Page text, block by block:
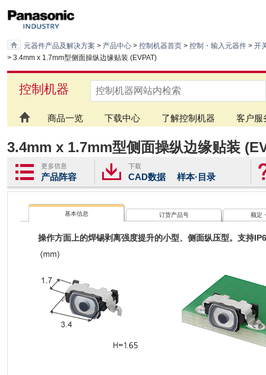
元器件产品及解决方案 > 产品中心 > 控制机器首页 > 控制・输入元器件 > 开
> 3.4mm x 1.7mm型侧面操纵边缘贴装 (EVPAT)
控制机器
商品一览 下载中心 了解控制机器 客户服
3.4mm x 1.7mm型侧面操纵边缘贴装
产品阵容 CAD数据 样本·目录
基本信息 订货产品号 额定
操作方面上的焊锡剥离强度提升的小型、侧面纵压型。支持